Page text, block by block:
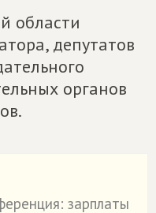
области
депутатов
органов
зарплаты